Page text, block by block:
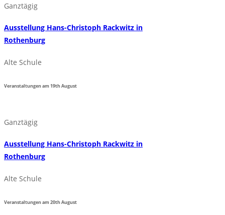
Ganztägig
Ausstellung Hans-Christoph Rackwitz in
Rothenburg
Alte Schule
Veranstaltungen am19thAugust
Ganztägig
Ausstellung Hans-Christoph Rackwitz in
Rothenburg
Alte Schule
Veranstaltungen am20thAugust